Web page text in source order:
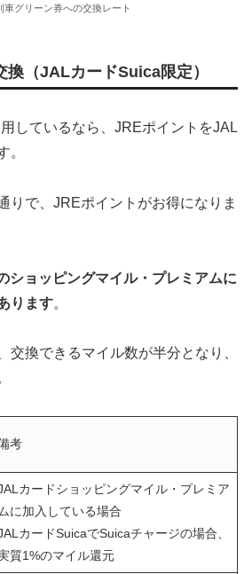
車グリーン券への交換レート
（JALカードSuica限定）
しているなら、JREポイントをJAL
。
りで、JREポイントがお得になりま
ショッピングマイル・プレミアムに
ります。
交換できるマイル数が半分となり、
考
カードショッピングマイル・プレミア
に加入している場合
カードSuicaでSuicaチャージの場合、
質1%のマイル還元